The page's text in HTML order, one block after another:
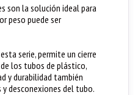
son la solución ideal para
peso puede ser
serie, permite un cierre
los tubos de plástico,
y durabilidad también
desconexiones del tubo.